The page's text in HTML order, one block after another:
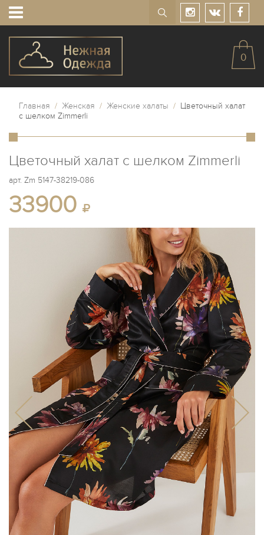
0
Главная / Женская / Женские халаты / Цветочный халат
с шелком Zimmerli
Цветочный халат с шелком Zimmerli
арт. Zm 5147-38219-086
33900